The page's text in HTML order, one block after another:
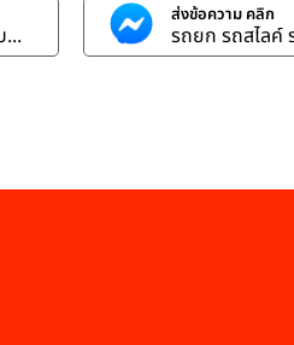
ส่งข้อความ คลิก
รถยก รถสไลค์